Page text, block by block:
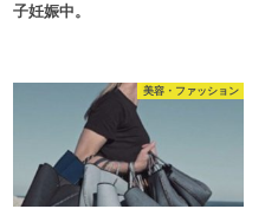
子妊娠中。
美容・ファッション